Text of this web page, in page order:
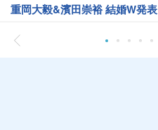
重岡大毅&濱田崇裕 結婚W発表